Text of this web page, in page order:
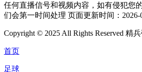
任何直播信号和视频内容，如有侵犯您
们会第一时间处理 页面更新时间：2026-
Copyright © 2025 All Rights Reserved 精
首页
足球